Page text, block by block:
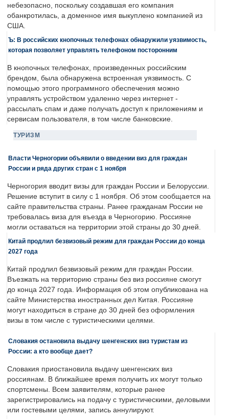
небезопасно, поскольку создавшая его компания
обанкротилась, а доменное имя выкуплено компанией из
США.
Ъ: В российских кнопочных телефонах обнаружили уязвимость,
которая позволяет управлять телефоном посторонним
В кнопочных телефонах, произведенных российским
брендом, была обнаружена встроенная уязвимость. С
помощью этого программного обеспечения можно
управлять устройством удаленно через интернет -
рассылать спам и даже получать доступ к приложениям и
сервисам пользователя, в том числе банковские.
ТУРИЗМ
Власти Черногории объявили о введении виз для граждан
России и ряда других стран с 1 ноября
Черногория вводит визы для граждан России и Белоруссии.
Решение вступит в силу с 1 ноября. Об этом сообщается на
сайте правительства страны. Ранее гражданам России не
требовалась виза для въезда в Черногорию. Россияне
могли оставаться на территории этой страны до 30 дней.
Китай продлил безвизовый режим для граждан России до конца
2027 года
Китай продлил безвизовый режим для граждан России.
Въезжать на территорию страны без виз россияне смогут
до конца 2027 года. Информация об этом опубликована на
сайте Министерства иностранных дел Китая. Россияне
могут находиться в стране до 30 дней без оформления
визы в том числе с туристическими целями.
Словакия остановила выдачу шенгенских виз туристам из
России: а кто вообще дает?
Словакия приостановила выдачу шенгенских виз
россиянам. В ближайшее время получить их могут только
спортсмены. Всем заявителям, которые ранее
зарегистрировались на подачу с туристическими, деловыми
или гостевыми целями, запись аннулируют.